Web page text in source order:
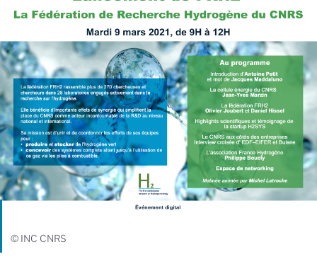
© INC CNRS